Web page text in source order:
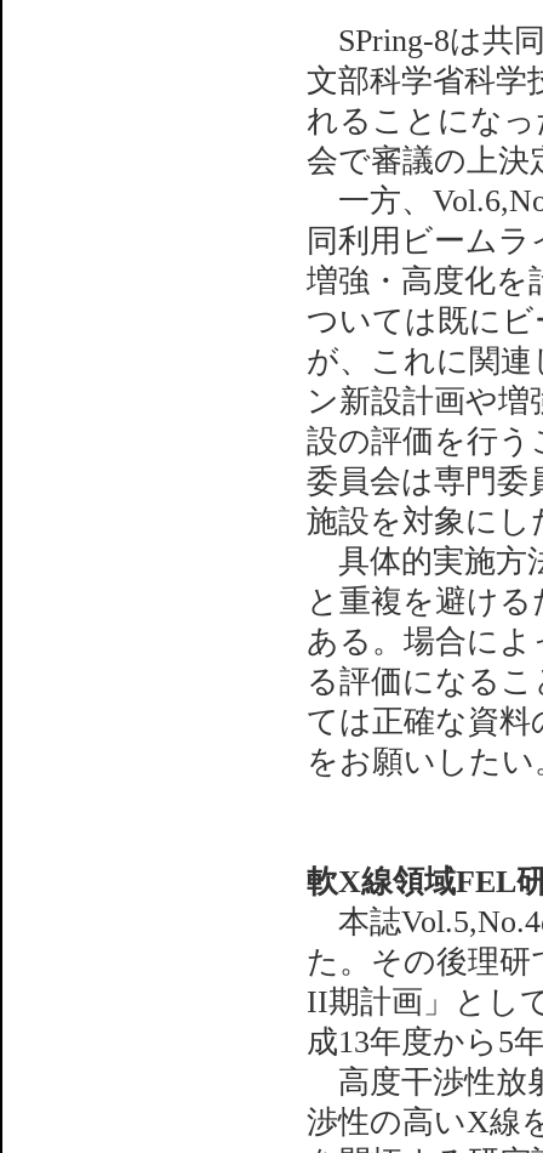
SPring-8は共
文部科学省科学
れることにな
会で審議の上決
一方、
同利用ビーム
増強・高度化を
ついては既に
が、これに関
ン新設計画や
設の評価を行
委員会は専門委
施設を対象に
具体的実施方
と重複を避け
ある。場合によ
る評価になる
ては正確な資
をお願いしたい
軟X線領域FEL
本誌
た。その後理研
II期計画」とし
成13年度から5
高度干渉性放
渉性の高いX線